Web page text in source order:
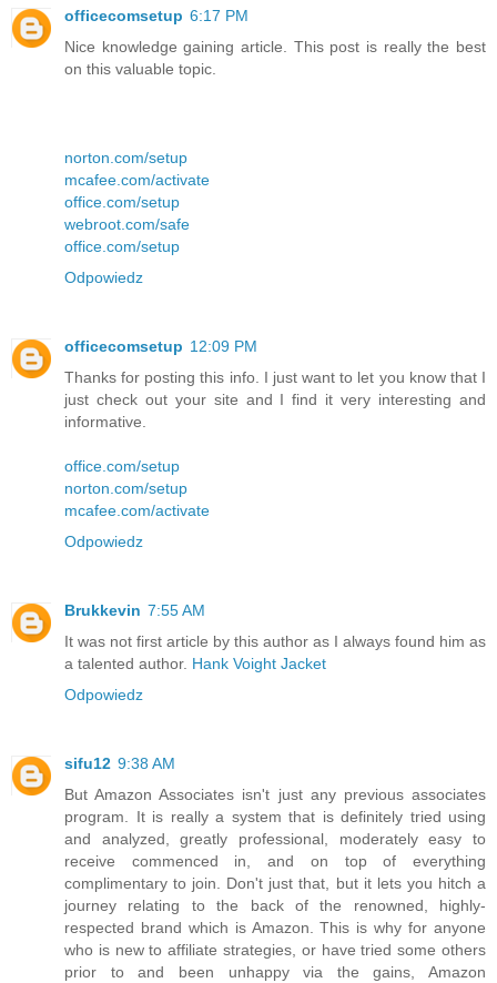
officecomsetup 6:17 PM
Nice knowledge gaining article. This post is really the best
on this valuable topic.
norton.com/setup
mcafee.com/activate
office.com/setup
webroot.com/safe
office.com/setup
Odpowiedz
officecomsetup 12:09 PM
Thanks for posting this info. I just want to let you know that I
just check out your site and I find it very interesting and
informative.
office.com/setup
norton.com/setup
mcafee.com/activate
Odpowiedz
Brukkevin 7:55 AM
It was not first article by this author as I always found him as
a talented author. Hank Voight Jacket
Odpowiedz
sifu12 9:38 AM
But Amazon Associates isn't just any previous associates
program. It is really a system that is definitely tried using
and analyzed, greatly professional, moderately easy to
receive commenced in, and on top of everything
complimentary to join. Don't just that, but it lets you hitch a
journey relating to the back of the renowned, highly-
respected brand which is Amazon. This is why for anyone
who is new to affiliate strategies, or have tried some others
prior to and been unhappy via the gains, Amazon